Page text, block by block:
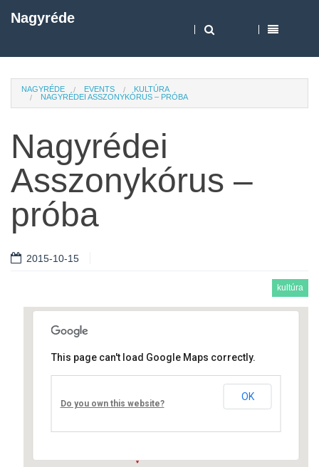
Nagyréde
NAGYRÉDE EVENTS
KULTÚRA
NAGYRÉDEI ASSZONYKÓRUS – PRÓBA
Nagyrédei
Asszonykórus –
próba
2015-10-15
kultúra
Művelődési ház
Fő út 8 - Nagyréde
This page can't load Google Maps correctly.
Do you own this website?
OK